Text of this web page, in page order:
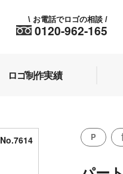
0120-962-165
\ お電話でロゴの相談 /
ロゴ制作実績
No.7614 P